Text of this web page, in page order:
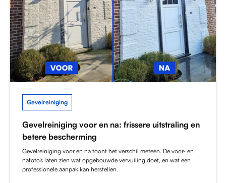
Gevelreiniging
Gevelreiniging voor en na: frissere uitstraling en
betere bescherming
Gevelreiniging voor en na toont het verschil meteen. De voor- en
nafoto’s laten zien wat opgebouwde vervuiling doet, en wat een
professionele aanpak kan herstellen.